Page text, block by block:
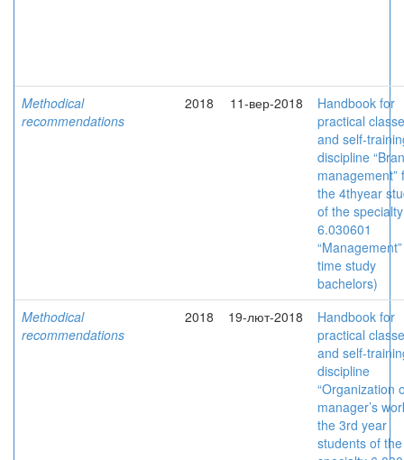
Methodical
recommendations
2018 11-вер-2018
Handbook for
practical
and self-
discipline
management”
the 4thyear
of the specialty
6.030601
time study
bachelors)
Methodical
recommendations
2018 19-лют-2018
Handbook for
practical
and self-
discipline
“Organization
manager’s
the 3rd year
students of the